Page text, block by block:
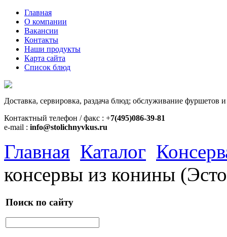
Главная
О компании
Вакансии
Контакты
Наши продукты
Карта сайта
Список блюд
Доставка, сервировка, раздача блюд; обслуживание фуршетов
Контактный телефон / факс : +7(495)086-39-81
e-mail : info@stolichnyvkus.ru
Главная Каталог
консервы из конины
Поиск по сайту